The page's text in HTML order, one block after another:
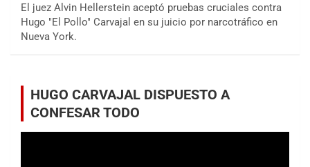
El juez Alvin Hellerstein aceptó pruebas cruciales contra
Hugo "El Pollo" Carvajal en su juicio por narcotráfico en
Nueva York.
HUGO CARVAJAL DISPUESTO A
CONFESAR TODO